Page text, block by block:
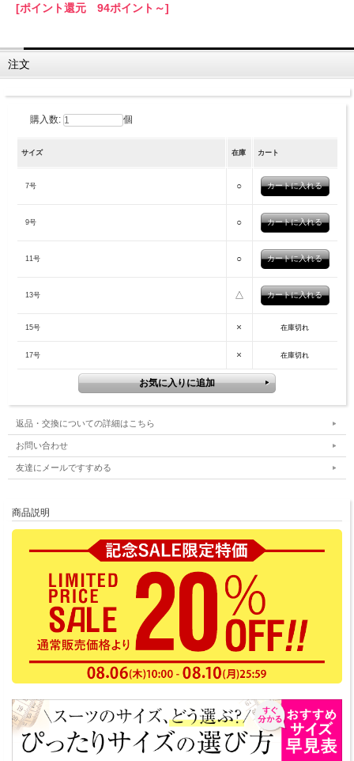
[ポイント還元 94ポイント～]
注文
購入数: 個
サイズ 在庫 カート
7号 ○
9号 ○
11号 ○
13号 △
15号 × 在庫切れ
17号 × 在庫切れ
返品・交換についての詳細はこちら
お問い合わせ
友達にメールですすめる
商品説明